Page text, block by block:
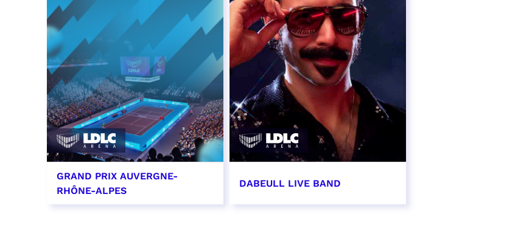
GRAND PRIX AUVERGNE-
RHÔNE-ALPES
DABEULL LIVE BAND